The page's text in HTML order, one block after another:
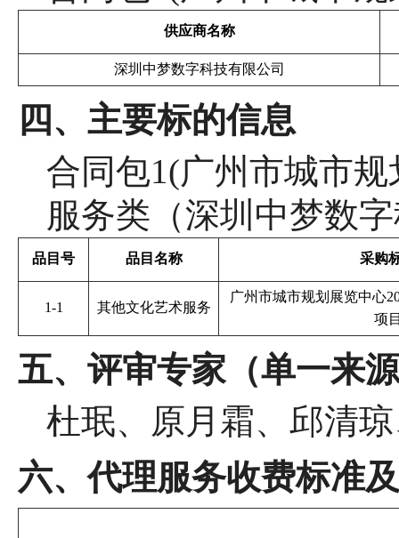
供应商名称
深圳中梦数字科技有限公司
四、主要标的信息
合同包1(广州市城市
服务类（深圳中梦数
品目号 品目名称 采购
1-1 其他文化艺术服务
广州市城市规划展览中心
项
五、评审专家（单一来
杜珉、原月霜、邱清
六、代理服务收费标准